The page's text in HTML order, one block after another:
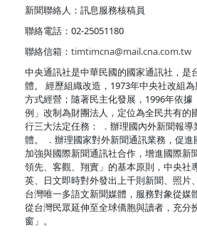
新聞聯絡人：訊息服務核稿員
聯絡電話：02-25051180
聯絡信箱： timtimcna@mail.cna.com.tw
中央通訊社是中華民國的國家通訊社，是
體。 經歷組織改造，1973年中央社改組
方式經營；隨著民主化發展，1996年依據
例」改制為財團法人，定位為全民共有的
行三大法定任務： ．辦理國內外新聞報
體。 ．辦理國家對外新聞通訊業務，促進
加強與國際新聞通訊社合作，增進國際新
領先、客觀、翔實」的基本原則，中央社
英、日文即時對外發出上千則新聞、照片
台灣唯一多語文新聞媒體，服務對象從媒
從台灣民眾延伸至全球僑胞與讀者，充分
窗」。